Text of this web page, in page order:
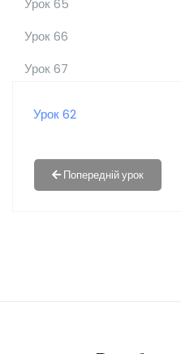
Урок 65
Урок 66
Урок 67
Урок 62